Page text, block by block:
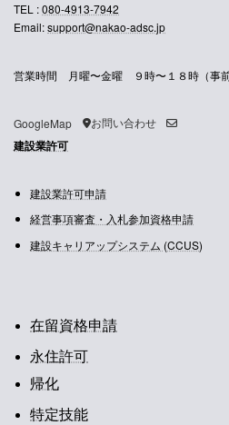
TEL :080-4913-7942
Email:support@nakao-adsc.jp
営業時間 月曜〜金曜 ９時〜１８時（事前
GoogleMap お問い合わせ
建設業許可
建設業許可申請
経営事項審査・入札参加資格申請
建設キャリアップシステム (CCUS)
在留資格申請
永住許可
帰化
特定技能